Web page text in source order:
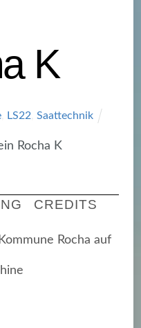
K
, LS22 Saattechnik
Rocha K
CREDITS
Rocha auf